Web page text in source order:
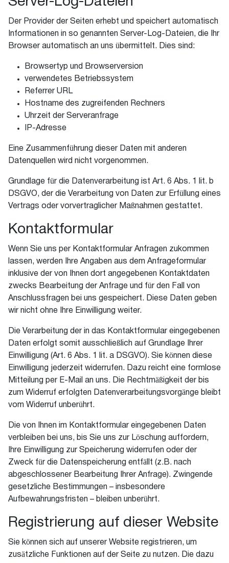
Der Provider der Seiten erhebt und speichert automatisch
Informationen in so genannten Server-Log-Dateien, die Ihr
Browser automatisch an uns übermittelt. Dies sind:
Browsertyp und Browserversion
verwendetes Betriebssystem
Referrer URL
Hostname des zugreifenden Rechners
Uhrzeit der Serveranfrage
IP-Adresse
Eine Zusammenführung dieser Daten mit anderen
Datenquellen wird nicht vorgenommen.
Grundlage für die Datenverarbeitung ist Art. 6 Abs. 1 lit. b
DSGVO, der die Verarbeitung von Daten zur Erfüllung eines
Vertrags oder vorvertraglicher Maßnahmen gestattet.
Kontaktformular
Wenn Sie uns per Kontaktformular Anfragen zukommen
lassen, werden Ihre Angaben aus dem Anfrageformular
inklusive der von Ihnen dort angegebenen Kontaktdaten
zwecks Bearbeitung der Anfrage und für den Fall von
Anschlussfragen bei uns gespeichert. Diese Daten geben
wir nicht ohne Ihre Einwilligung weiter.
Die Verarbeitung der in das Kontaktformular eingegebenen
Daten erfolgt somit ausschließlich auf Grundlage Ihrer
Einwilligung (Art. 6 Abs. 1 lit. a DSGVO). Sie können diese
Einwilligung jederzeit widerrufen. Dazu reicht eine formlose
Mitteilung per E-Mail an uns. Die Rechtmäßigkeit der bis
zum Widerruf erfolgten Datenverarbeitungsvorgänge bleibt
vom Widerruf unberührt.
Die von Ihnen im Kontaktformular eingegebenen Daten
verbleiben bei uns, bis Sie uns zur Löschung auffordern,
Ihre Einwilligung zur Speicherung widerrufen oder der
Zweck für die Datenspeicherung entfällt (z.B. nach
abgeschlossener Bearbeitung Ihrer Anfrage). Zwingende
gesetzliche Bestimmungen – insbesondere
Aufbewahrungsfristen – bleiben unberührt.
Registrierung auf dieser Website
Sie können sich auf unserer Website registrieren, um
zusätzliche Funktionen auf der Seite zu nutzen. Die dazu